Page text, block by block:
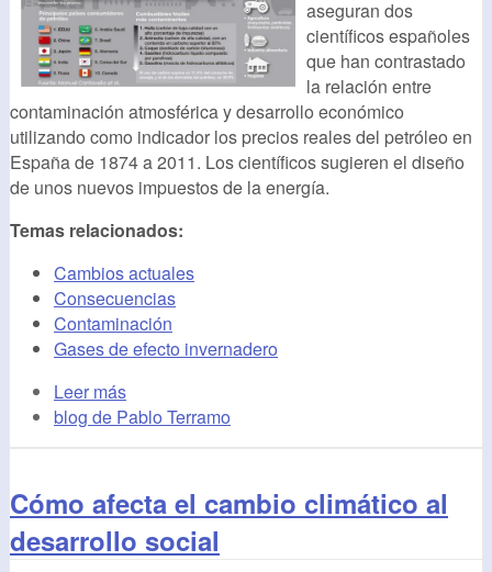
aseguran dos
científicos españoles
que han contrastado
la relación entre
contaminación atmosférica y desarrollo económico
utilizando como indicador los precios reales del petróleo en
España de 1874 a 2011. Los científicos sugieren el diseño
de unos nuevos impuestos de la energía.
Temas relacionados:
Cambios actuales
Consecuencias
Contaminación
Gases de efecto invernadero
Leer más
blog de Pablo Terramo
Cómo afecta el cambio climático al
desarrollo social